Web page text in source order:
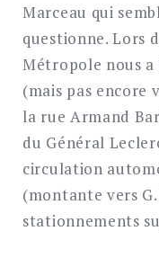
Marceau qui
questionne. Lors
Métropole nous a
(mais pas encore
la rue Armand
du Général
circulation
(montante vers
stationnements